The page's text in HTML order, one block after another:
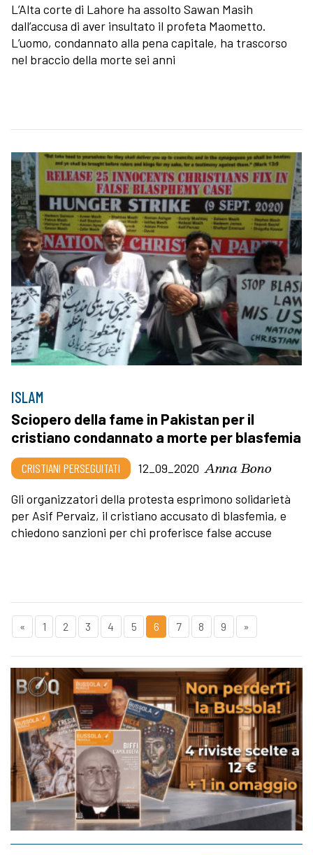
L’Alta corte di Lahore ha assolto Sawan Masih
dall’accusa di aver insultato il profeta Maometto.
L’uomo, condannato alla pena capitale, ha trascorso
nel braccio della morte sei anni
ISLAM
Sciopero della fame in Pakistan per il
cristiano condannato a morte per blasfemia
CRISTIANI PERSEGUITATI 12_09_2020 Anna Bono
Gli organizzatori della protesta esprimono solidarietà
per Asif Pervaiz, il cristiano accusato di blasfemia, e
chiedono sanzioni per chi proferisce false accuse
« 1 2 3 4 5 6 7 8 9 »